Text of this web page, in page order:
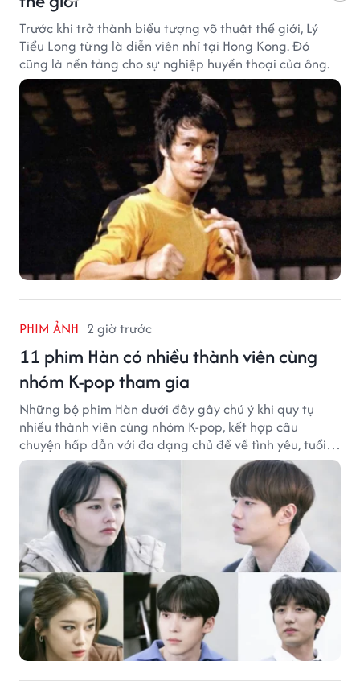
Trước khi trở thành biểu tượng võ thuật thế giới, Lý
Tiểu Long từng là diễn viên nhí tại Hong Kong. Đó
cũng là nền tảng cho sự nghiệp huyền thoại của ông.
PHIM ẢNH 2 giờ trước
11 phim Hàn có nhiều thành viên cùng
nhóm K-pop tham gia
Những bộ phim Hàn dưới đây gây chú ý khi quy tụ
nhiều thành viên cùng nhóm K-pop, kết hợp câu
chuyện hấp dẫn với đa dạng chủ đề về tình yêu, tuổi
trẻ và ước mơ.